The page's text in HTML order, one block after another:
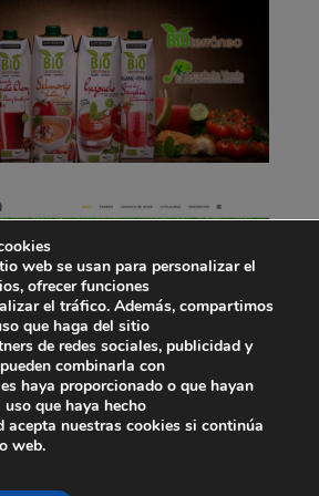
web se usan para personalizar el
ofrecer funciones
el tráfico. Además, compartimos
que haga del sitio
de redes sociales, publicidad y
combinarla con
haya proporcionado o que hayan
que haya hecho
acepta nuestras cookies si continúa
web.